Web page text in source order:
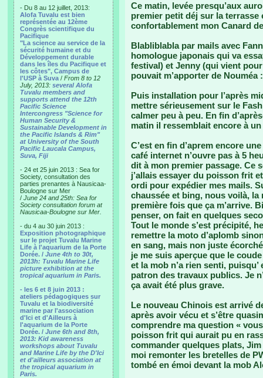
- Du 8 au 12 juillet, 2013:
Alofa Tuvalu est bien
représentée au 12ème
Congrès scientifique du
Pacifique
"La science au service de la
sécurité humaine et du
Développement durable
dans les îles du Pacifique et
les côtes", Campus de
l'USP à Suva / From 8 to 12
July, 2013: several Alofa
Tuvalu members and
supports attend the 12th
Pacific Science
Intercongress "Science for
Human Security &
Sustainable Development in
the Pacific Islands & Rim"
at University of the South
Pacific Laucala Campus,
Suva, Fiji
- 24 et 25 juin 2013 : Sea for
Society, consultation des
parties prenantes à Nausicaa-
Boulogne sur Mer
/ June 24 and 25th: Sea for
Society consultation forum at
Nausicaa-Boulogne sur Mer.
- du 4 au 30 juin 2013 :
Exposition photographique
sur le projet Tuvalu Marine
Life à l'aquarium de la Porte
Dorée. / June 4th to 30t,
2013h: Tuvalu Marine Life
picture exhibition at the
tropical aquarium in Paris.
- les 6 et 8 juin 2013 :
ateliers pédagogiques sur
Tuvalu et la biodiversité
marine par l'association
d'Ici et d'Ailleurs à
l'aquarium de la Porte
Dorée. / June 6th and 8th,
2013: Kid awareness
workshops about Tuvalu
and Marine Life by the D'Ici
et d'ailleurs association at
the tropical aquarium in
Paris.
Ce matin, levée presqu’aux
premier petit déj sur la
confortablement mon Canard
Blabliblabla par mails avec
homologue japonais qui va
festival) et Jenny (qui vient
pouvait m’apporter de
Puis installation pour l’après
mettre sérieusement sur le
calmer peu à peu. En fin
matin il ressemblait encore à
C’est en fin d’aprem encore
café internet n’ouvre pas à 5
dit à mon premier passage. Ce
j’allais essayer du poisson frit
ordi pour expédier mes mails.
chaussée et bing, nous voilà, la
première fois que ça m’arrive.
penser, on fait en quelques
Tout le monde s’est précipité,
remettre la moto d’aplomb
en sang, mais non juste
je me suis aperçue que le
et la mob n’a rien senti,
patron des travaux publics. Je
ça avait été plus grave.
Le nouveau Chinois est arrivé
après avoir vécu et s’être
comprendre ma question «
poisson frit qui aurait pu en
commander quelques plats,
moi remonter les bretelles de
tombé en émoi devant la mob